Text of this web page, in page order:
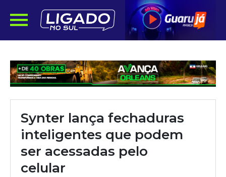
Synter lança fechaduras
inteligentes que podem
ser acessadas pelo
celular